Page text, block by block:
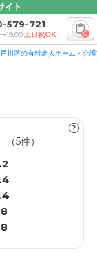
イト
579-721
19:00土日祝OK 0
川区の有料老人ホーム・介
?
（5件）